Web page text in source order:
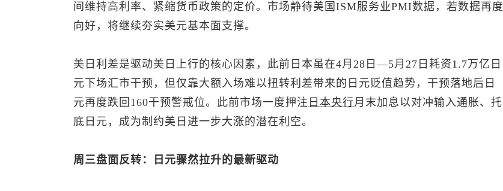
间维持高利率、紧缩货币政策的定价。市场静待美国ISM服务业PMI数据，若数据再度
向好，将继续夯实美元基本面支撑。
美日利差是驱动美日上行的核心因素，此前日本虽在4月28日—5月27日耗资1.7万亿日
元下场汇市干预，但仅靠大额入场难以扭转利差带来的日元贬值趋势，干预落地后日
元再度跌回160干预警戒位。此前市场一度押注 日本央行月末加息以对冲输入通胀、托
底日元，成为制约美日进一步大涨的潜在利空。
周三盘面反转：日元骤然拉升的最新驱动